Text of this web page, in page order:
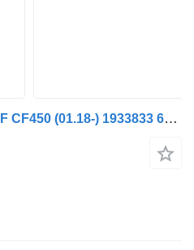
Ресивер воздушный DAF CF450 (01.18-) 1933833 6951507 для тягача DAF CF450, CF460 (2017-)